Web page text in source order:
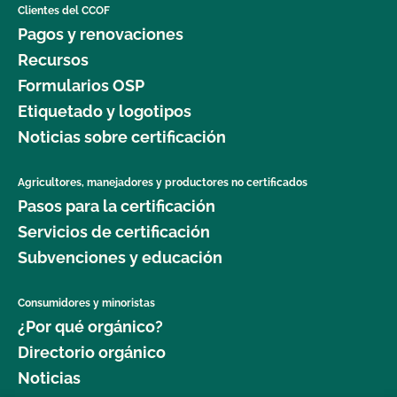
Clientes del CCOF
Pagos y renovaciones
Recursos
Formularios OSP
Etiquetado y logotipos
Noticias sobre certificación
Agricultores, manejadores y productores no certificados
Pasos para la certificación
Servicios de certificación
Subvenciones y educación
Consumidores y minoristas
¿Por qué orgánico?
Directorio orgánico
Noticias